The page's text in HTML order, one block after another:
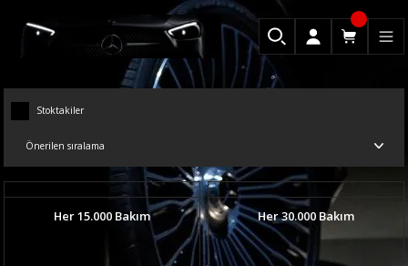
Stoktakiler
Her 15.000 Bakım Her 30.000 Bakım